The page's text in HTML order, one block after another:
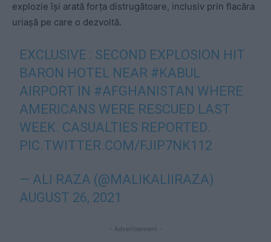
explozie își arată forța distrugătoare, inclusiv prin flacăra
uriașă pe care o dezvoltă.
EXCLUSIVE : SECOND EXPLOSION HIT
BARON HOTEL NEAR #KABUL
AIRPORT IN #AFGHANISTAN WHERE
AMERICANS WERE RESCUED LAST
WEEK. CASUALTIES REPORTED.
PIC.TWITTER.COM/FJIP7NK112
— ALI RAZA (@MALIKALIIRAZA)
AUGUST 26, 2021
- Advertisement -